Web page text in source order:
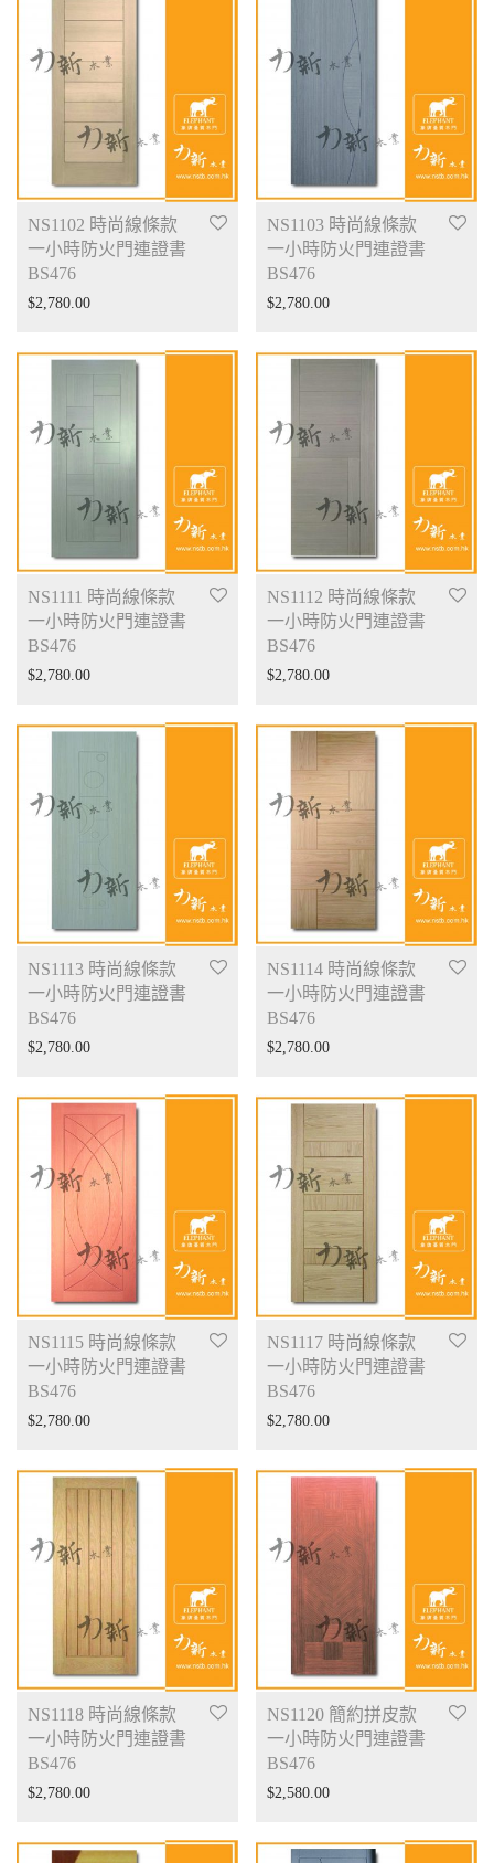
NS1102 時尚線條款
一小時防火門連證書
BS476
$2,780.00
NS1103 時尚線條款
一小時防火門連證書
BS476
$2,780.00
NS1111 時尚線條款
一小時防火門連證書
BS476
$2,780.00
NS1112 時尚線條款
一小時防火門連證書
BS476
$2,780.00
NS1113 時尚線條款
一小時防火門連證書
BS476
$2,780.00
NS1114 時尚線條款
一小時防火門連證書
BS476
$2,780.00
NS1115 時尚線條款
一小時防火門連證書
BS476
$2,780.00
NS1117 時尚線條款
一小時防火門連證書
BS476
$2,780.00
NS1118 時尚線條款
一小時防火門連證書
BS476
$2,780.00
NS1120 簡約拼皮款
一小時防火門連證書
BS476
$2,580.00